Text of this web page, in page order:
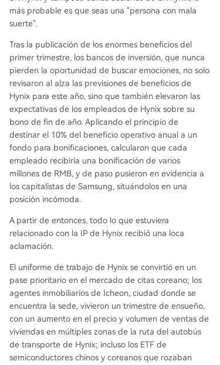
sión por volatilidad'. En un escenario de caídas b
ruscas seguidas de fuertes rebotes, el ETF sufre
50% adicional respecto al doble de la acción. El
artículo analiza si SK Hynix, un actor clave en la
memoria HBM para IA, puede escapar de su nat
uraleza cíclica tradicional. Aunque disfruta de un
a rentabilidad récord (79% de margen bruto en
Q1 2026), impulsada por la escasez de chips par
a IA, la tentación de expandir capacidad ante lo
s enormes beneficios y la posible mejora de la pr
oducción de competidores como Samsung podrí
an desafiar la narrativa actual de escasez. El fre
nesí en torno a este ETF simboliza la aceleración
sin precedentes de la revolución de la IA, donde
el 'largo plaz...
más probable es que seas una "persona con mala
suerte".
Tras la publicación de los enormes beneficios del
primer trimestre, los bancos de inversión, que nunca
pierden la oportunidad de buscar emociones, no solo
revisaron al alza las previsiones de beneficios de
Hynix para este año, sino que también elevaron las
expectativas de los empleados de Hynix sobre su
bono de fin de año. Aplicando el principio de
destinar el 10% del beneficio operativo anual a un
fondo para bonificaciones, calcularon que cada
empleado recibiría una bonificación de varios
millones de RMB, y de paso pusieron en evidencia a
los capitalistas de Samsung, situándolos en una
posición incómoda.
A partir de entonces, todo lo que estuviera
relacionado con la IP de Hynix recibió una loca
aclamación.
El uniforme de trabajo de Hynix se convirtió en un
pase prioritario en el mercado de citas coreano; los
agentes inmobiliarios de Icheon, ciudad donde se
encuentra la sede, vivieron un trimestre de ensueño,
con un aumento en el precio y volumen de ventas de
viviendas en múltiples zonas de la ruta del autobús
de transporte de Hynix; incluso los ETF de
semiconductores chinos y coreanos que rozaban